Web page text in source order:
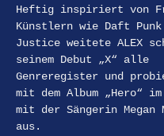
Heftig inspiriert von
Künstlern wie Daft
Justice weitete ALEX
seinem Debut „X“ alle
Genreregister und
mit dem Album „Hero“
mit der Sängerin Megan
aus.